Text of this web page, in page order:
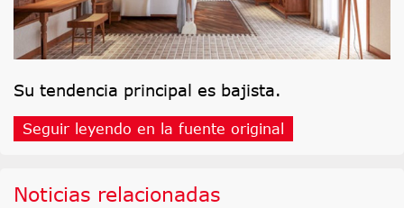
Su tendencia principal es bajista.
Seguir leyendo en la fuente original
Noticias relacionadas